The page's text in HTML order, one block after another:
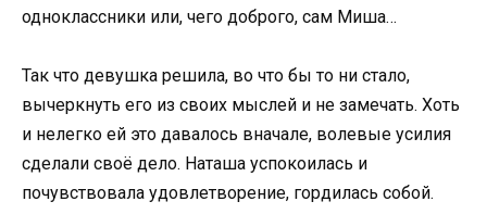
одноклассники или, чего доброго, сам Миша…
Так что девушка решила, во что бы то ни стало,
вычеркнуть его из своих мыслей и не замечать. Хоть
и нелегко ей это давалось вначале, волевые усилия
сделали своё дело. Наташа успокоилась и
почувствовала удовлетворение, гордилась собой.